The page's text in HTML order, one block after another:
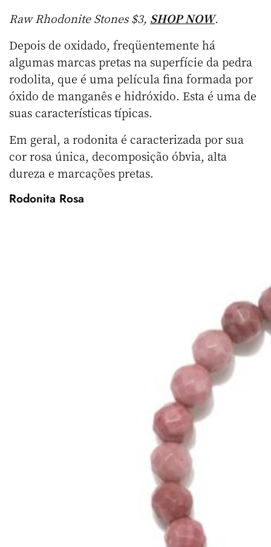
Raw Rhodonite Stones $3, SHOP NOW.
Depois de oxidado, freqüentemente há
algumas marcas pretas na superfície da pedra
rodolita, que é uma película fina formada por
óxido de manganês e hidróxido. Esta é uma de
suas características típicas.
Em geral, a rodonita é caracterizada por sua
cor rosa única, decomposição óbvia, alta
dureza e marcações pretas.
Rodonita Rosa